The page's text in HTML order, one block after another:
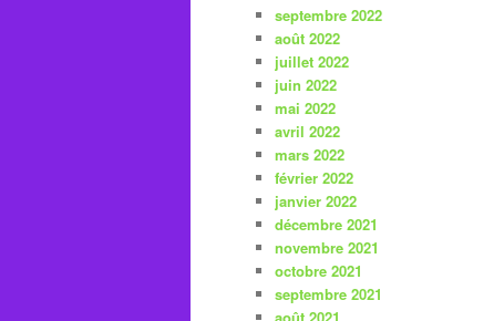
septembre 2022
août 2022
juillet 2022
juin 2022
mai 2022
avril 2022
mars 2022
février 2022
janvier 2022
décembre 2021
novembre 2021
octobre 2021
septembre 2021